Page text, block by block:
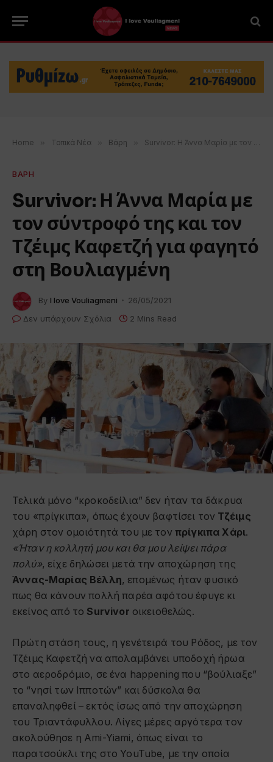
Home » Τοπικά Νέα » Βάρη » Survivor: Η Άννα Μαρία με τον σύντροφό της και τον Τζέιμς Καφετζή για φαγητό στη Βουλιαγμένη
ΒΑΡΗ
Survivor: Η Άννα Μαρία με
τον σύντροφό της και τον
Τζέιμς Καφετζή για φαγητό
στη Βουλιαγμένη
By I love Vouliagmeni
26/05/2021
Δεν υπάρχουν Σχόλια
2 Mins Read
Τελικά μόνο “κροκοδείλια” δεν ήταν τα δάκρυα
του «πρίγκιπα», όπως έχουν βαφτίσει τον Τζέιμς
χάρη στον ομοιότητά του με τον πρίγκιπα Χάρι.
«Ήταν η κολλητή μου και θα μου λείψει πάρα
πολύ», είχε δηλώσει μετά την αποχώρηση της
Άννας-Μαρίας Βέλλη, επομένως ήταν φυσικό
πως θα κάνουν πολλή παρέα αφότου έφυγε κι
εκείνος από το Survivor οικειοθελώς.
Πρώτη στάση τους, η γενέτειρά του Ρόδος, με τον
Τζέιμς Καφετζή να απολαμβάνει υποδοχή ήρωα
στο αεροδρόμιο, σε ένα happening που “βούλιαξε”
το “νησί των Ιπποτών” και δύσκολα θα
επαναληφθεί – εκτός ίσως από την αποχώρηση
του Τριαντάφυλλου. Λίγες μέρες αργότερα τον
ακολούθησε η Ami-Yiami, όπως είναι το
παρατσούκλι της στο YouTube, με την οποία